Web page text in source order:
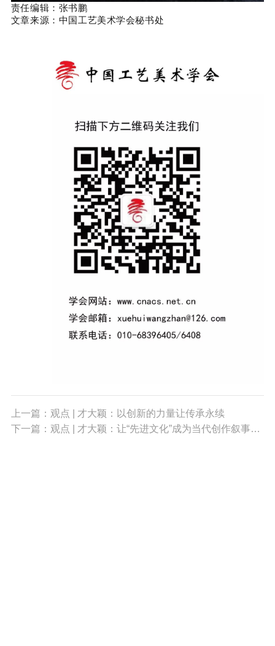
责任编辑：张书鹏
文章来源：中国工艺美术学会秘书处
上一篇：观点 | 才大颖：以创新的力量让传承永续
下一篇：观点 | 才大颖：让“先进文化”成为当代创作叙事的落脚点